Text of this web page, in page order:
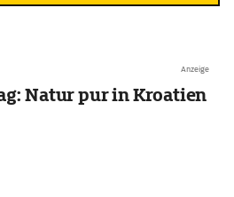
Anzeige
Natur pur in Kroatien